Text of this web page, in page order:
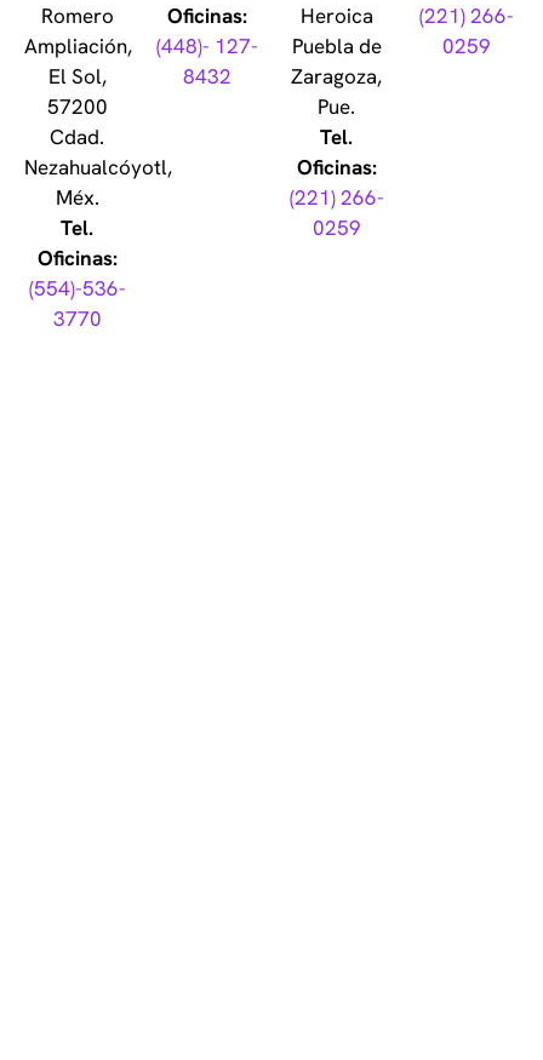
Romero
Ampliación,
El Sol,
57200
Cdad.
Nezahualcóyotl,
Méx.
Tel.
Oficinas:
(554)-536-
3770
Oficinas:
(448)- 127-
8432
Heroica
Puebla de
Zaragoza,
Pue.
Tel.
Oficinas:
(221) 266-
0259
(221) 266-
0259